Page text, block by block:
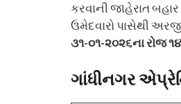
કરવાની જાહેરાત
ઉમેદવારો પાસેથી
૩૧-૦૧-૨૦૨૬ના રોજ
ગાંધીનગર